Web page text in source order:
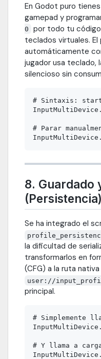
En Godot puro
gamepad y
0
por todo tu
teclados virtuales.
automáticamente
jugador usa teclado,
silencioso sin
# Sintaxis:
# Parar
8. Guardado
(Persistencia)
Se ha integrado el
la dificultad de
transformarlos en
(CFG) a la ruta
user://
principal.
# Simplemente
# Y llama a